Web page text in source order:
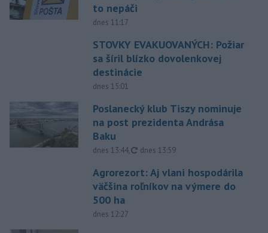
to nepáči
dnes 11:17
STOVKY EVAKUOVANÝCH: Požiar
sa šíril blízko dovolenkovej
destinácie
dnes 15:01
Poslanecký klub Tiszy nominuje
na post prezidenta Andrása
Baku
dnes 13:44, aktualizované
dnes 13:59
Agrorezort: Aj vlani hospodárila
väčšina roľníkov na výmere do
500 ha
dnes 12:27